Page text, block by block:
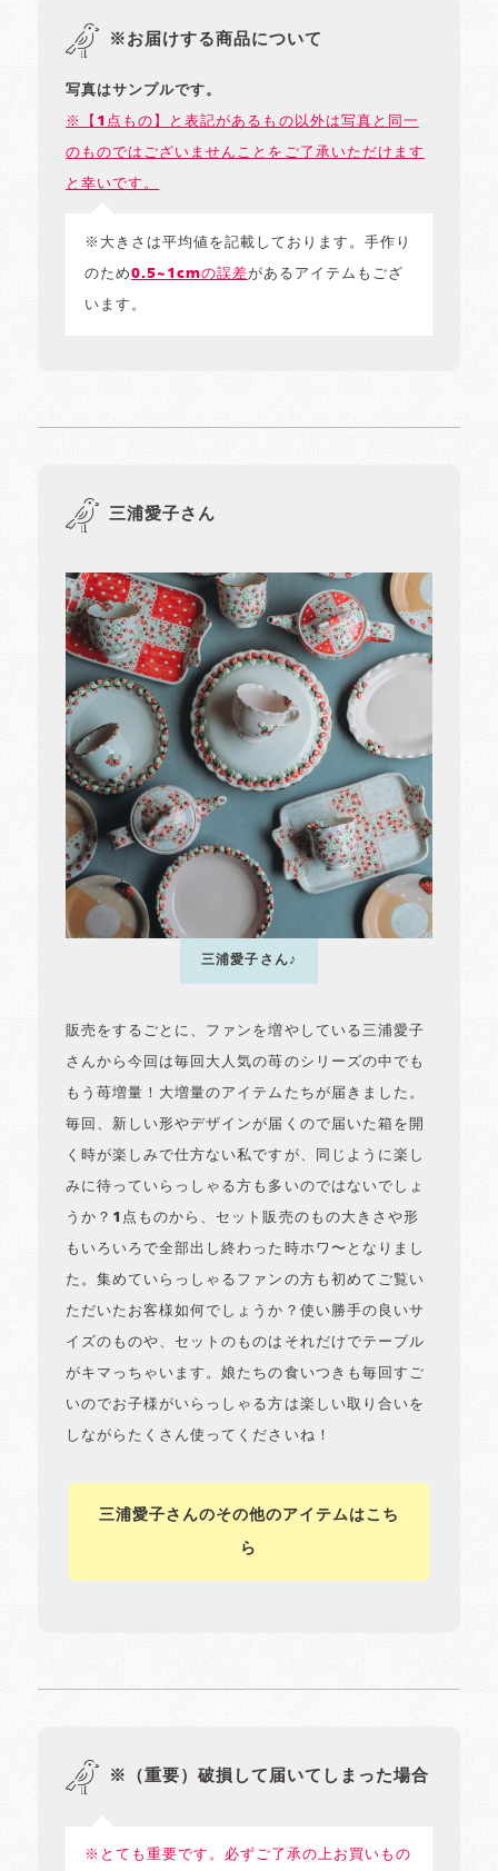
※お届けする商品について
写真はサンプルです。
※【1点もの】と表記があるもの以外は写真と同一
のものではございませんことをご了承いただけます
と幸いです。
※大きさは平均値を記載しております。手作り
のため0.5~1cmの誤差があるアイテムもござ
います。
三浦愛子さん
三浦愛子さん♪
販売をするごとに、ファンを増やしている三浦愛子
さんから今回は毎回大人気の苺のシリーズの中でも
もう苺増量！大増量のアイテムたちが届きました。
毎回、新しい形やデザインが届くので届いた箱を開
く時が楽しみで仕方ない私ですが、同じように楽し
みに待っていらっしゃる方も多いのではないでしょ
うか？1点ものから、セット販売のもの大きさや形
もいろいろで全部出し終わった時ホワ〜となりまし
た。集めていらっしゃるファンの方も初めてご覧い
ただいたお客様如何でしょうか？使い勝手の良いサ
イズのものや、セットのものはそれだけでテーブル
がキマっちゃいます。娘たちの食いつきも毎回すご
いのでお子様がいらっしゃる方は楽しい取り合いを
しながらたくさん使ってくださいね！
三浦愛子さんのその他のアイテムはこち
ら
※（重要）破損して届いてしまった場合
※とても重要です。必ずご了承の上お買いもの